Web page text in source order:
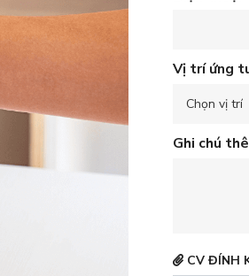
Vị trí ứng
Chọn vị trí
Ghi chú
CV ĐÍNH